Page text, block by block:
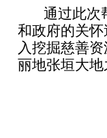
通过此次
和政府的关
入挖掘慈善
丽地张垣大地